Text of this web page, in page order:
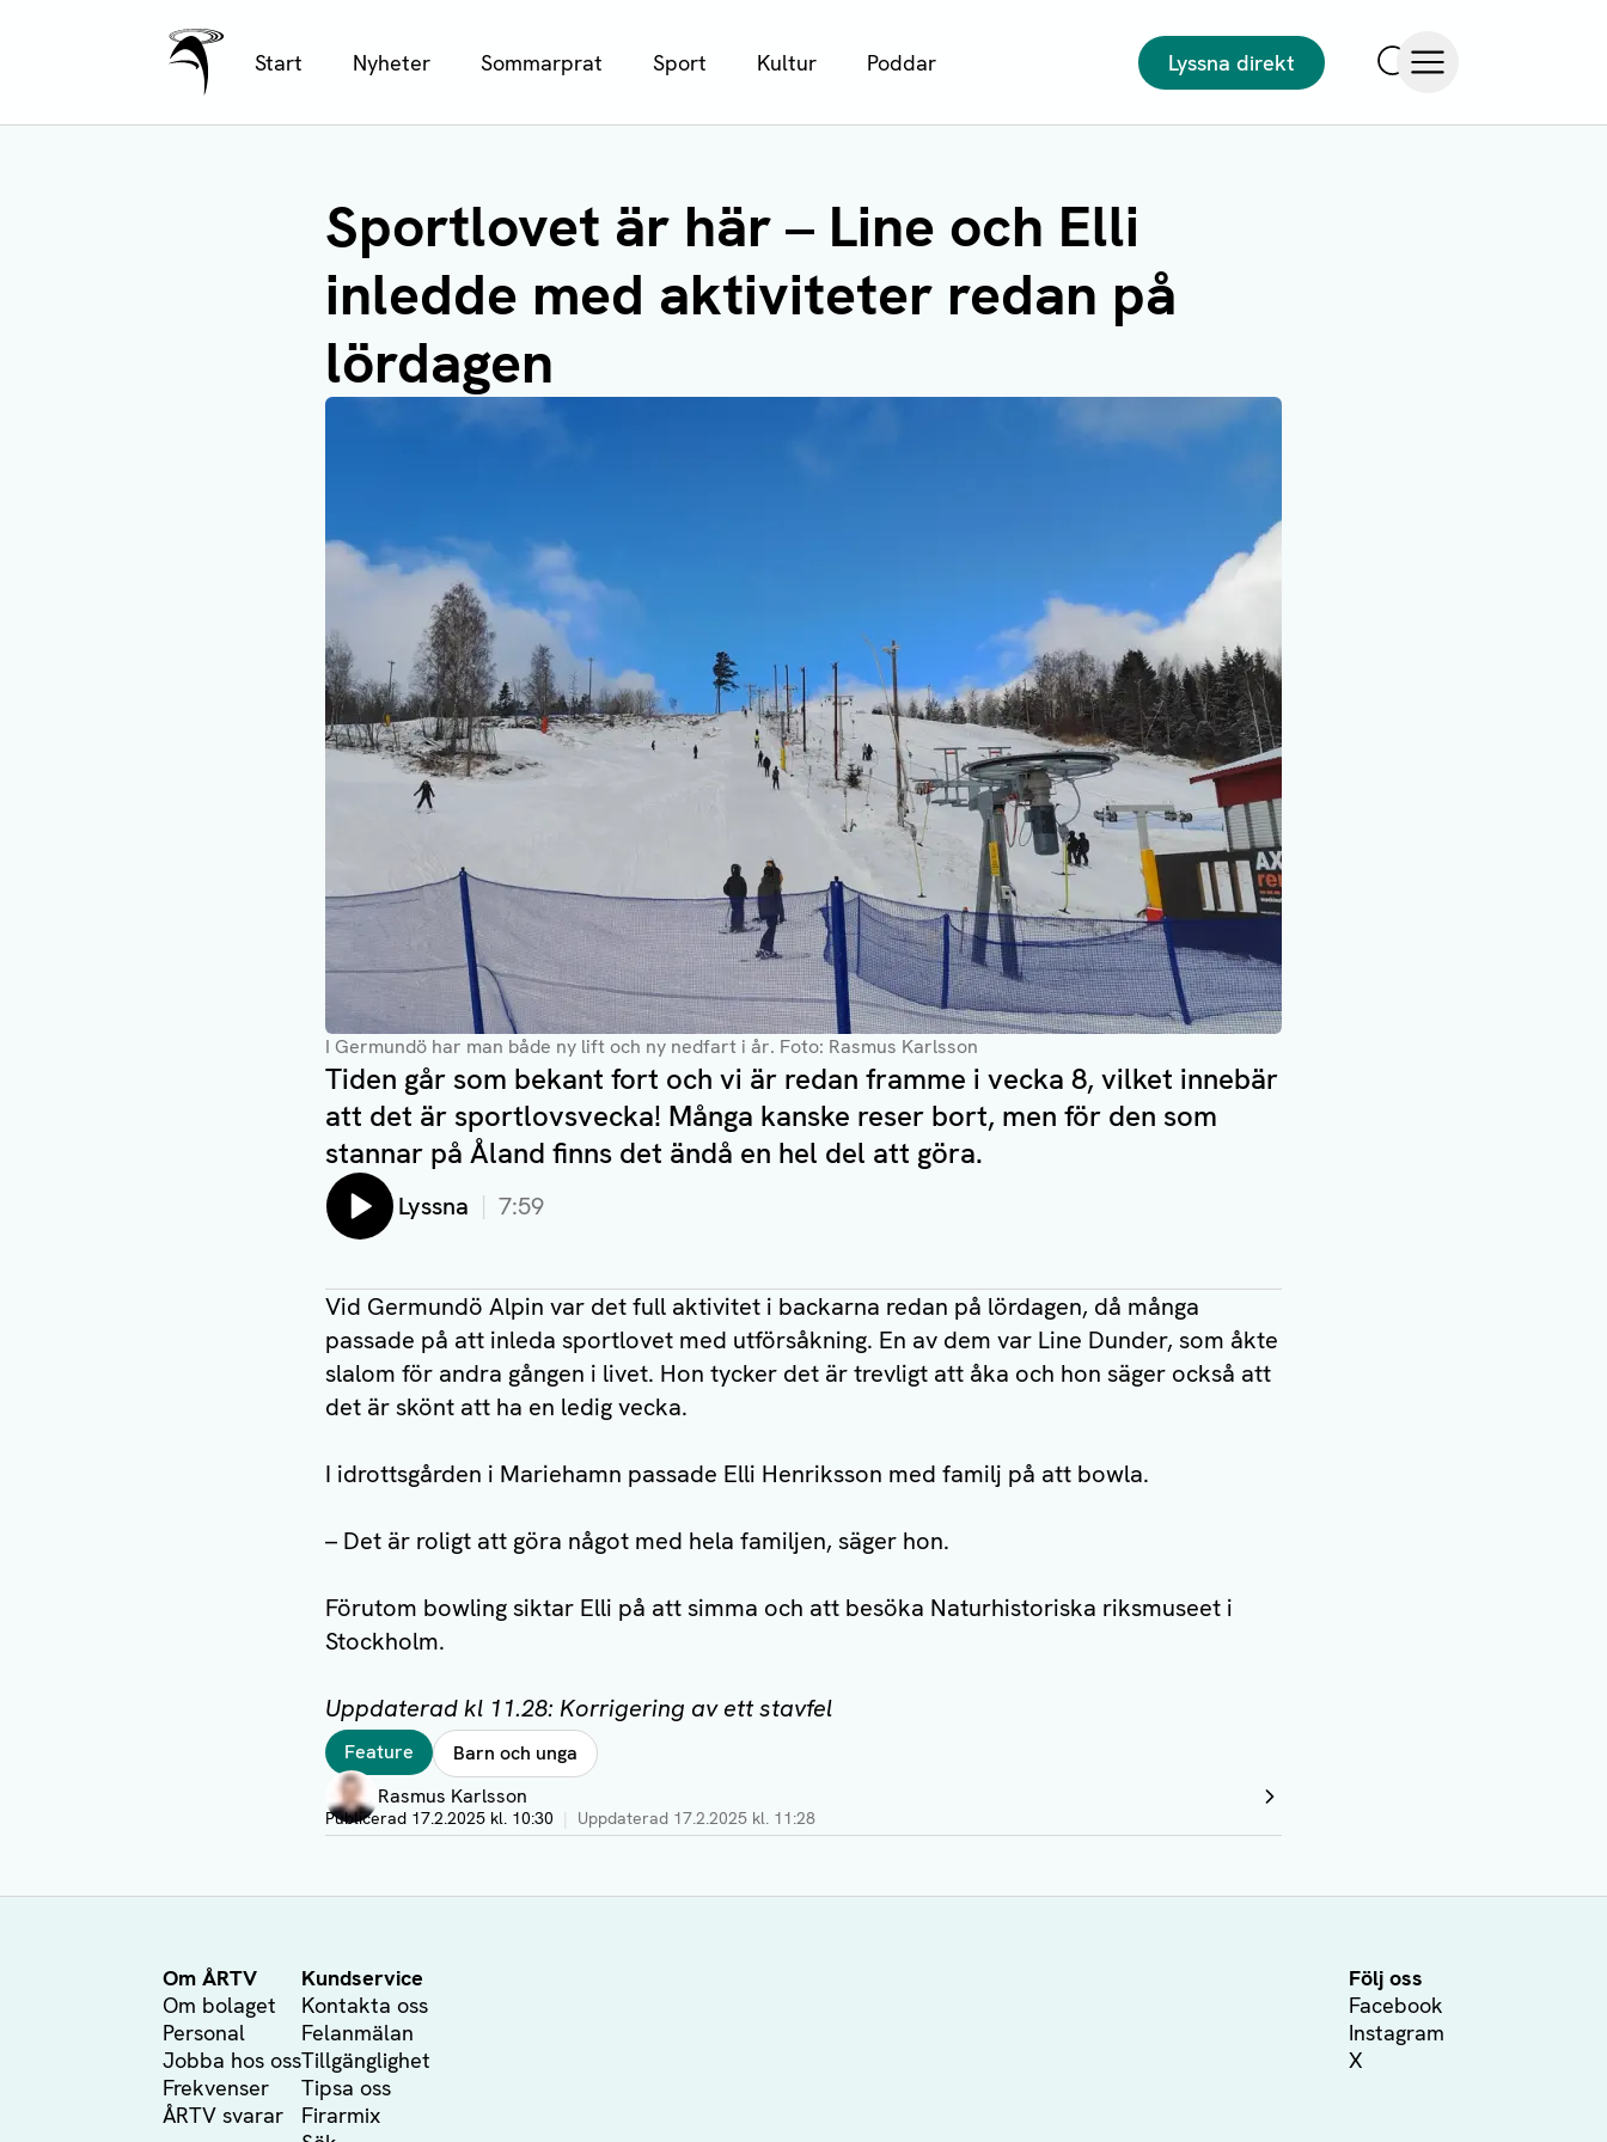
Ålands Radio & TV
Start Nyheter Sommarprat Sport Kultur Poddar
Lyssna direkt
Sportlovet är här – Line och Elli
inledde med aktiviteter redan på
lördagen
I Germundö har man både ny lift och ny nedfart i år. Foto: Rasmus Karlsson
Tiden går som bekant fort och vi är redan framme i vecka 8, vilket innebär
att det är sportlovsvecka! Många kanske reser bort, men för den som
stannar på Åland finns det ändå en hel del att göra.
Lyssna 7:59
Vid Germundö Alpin var det full aktivitet i backarna redan på lördagen, då många
passade på att inleda sportlovet med utförsåkning. En av dem var Line Dunder, som åkte
slalom för andra gången i livet. Hon tycker det är trevligt att åka och hon säger också att
det är skönt att ha en ledig vecka.
I idrottsgården i Mariehamn passade Elli Henriksson med familj på att bowla.
– Det är roligt att göra något med hela familjen, säger hon.
Förutom bowling siktar Elli på att simma och att besöka Naturhistoriska riksmuseet i
Stockholm.
Uppdaterad kl 11.28: Korrigering av ett stavfel
Taggar
Feature Barn och unga
Författare
Rasmus Karlsson
Visa profil
Publicerad 17.2.2025 kl. 10:30 Uppdaterad 17.2.2025 kl. 11:28
Om ÅRTV
Om bolaget
Personal
Jobba hos oss
Frekvenser
ÅRTV svarar
Kundservice
Kontakta oss
Felanmälan
Tillgänglighet
Tipsa oss
Firarmix
Följ oss
Facebook
Instagram
X